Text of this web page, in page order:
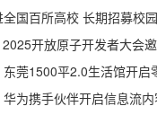
国百所高校 长期招募校
开放原子开发者大会
莞1500平2.0生活馆开启
为携手伙伴开启信息流